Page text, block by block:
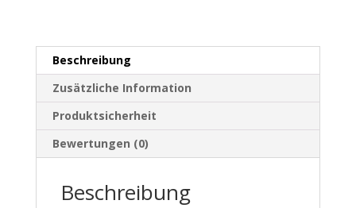
Beschreibung
Zusätzliche Information
Produktsicherheit
Bewertungen (0)
Beschreibung